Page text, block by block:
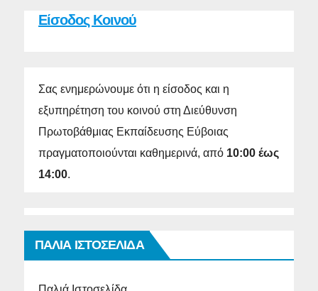
Είσοδος Κοινού
Σας ενημερώνουμε ότι η είσοδος και η
εξυπηρέτηση του κοινού στη Διεύθυνση
Πρωτοβάθμιας Εκπαίδευσης Εύβοιας
πραγματοποιούνται καθημερινά, από 10:00 έως
14:00.
ΠΑΛΙΑ ΙΣΤΟΣΕΛΙΔΑ